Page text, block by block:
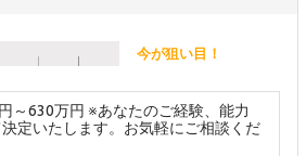
今が狙い目！
～630万円 ※あなたのご経験、能力
定いたします。お気軽にご相談くだ